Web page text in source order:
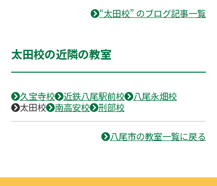
“太田校” のブログ記事一覧
太田校の近隣の教室
久宝寺校 近鉄八尾駅前校
八尾永畑校
太田校
南高安校 刑部校
八尾市の教室一覧に戻る